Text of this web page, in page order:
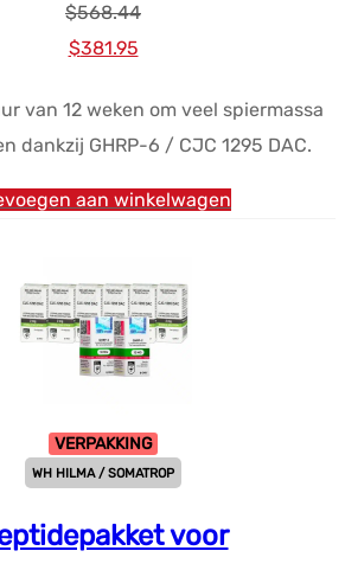
$568.44
Oorspronkelijke
was:
$568.44.
$381.95Huidige
is:
$381.95.
van 12 weken om veel spiermassa
dankzij GHRP-6 / CJC 1295 DAC.
aan winkelwagen
VERPAKKING
WH HILMA / SOMATROP
voor